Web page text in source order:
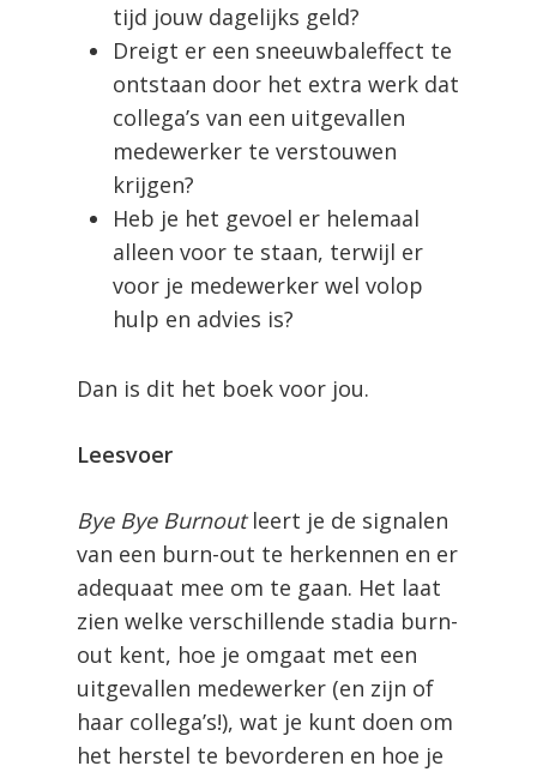
tijd jouw dagelijks geld?
Dreigt er een sneeuwbaleffect te
ontstaan door het extra werk dat
collega’s van een uitgevallen
medewerker te verstouwen
krijgen?
Heb je het gevoel er helemaal
alleen voor te staan, terwijl er
voor je medewerker wel volop
hulp en advies is?
Dan is dit het boek voor jou.
Leesvoer
Bye Bye Burnoutleert je de signalen
van een burn-out te herkennen en er
adequaat mee om te gaan. Het laat
zien welke verschillende stadia burn-
out kent, hoe je omgaat met een
uitgevallen medewerker (en zijn of
haar collega’s!), wat je kunt doen om
het herstel te bevorderen en hoe je